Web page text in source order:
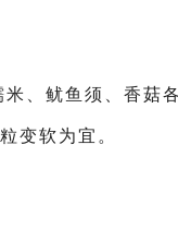
、鱿鱼须、香菇
变软为宜。